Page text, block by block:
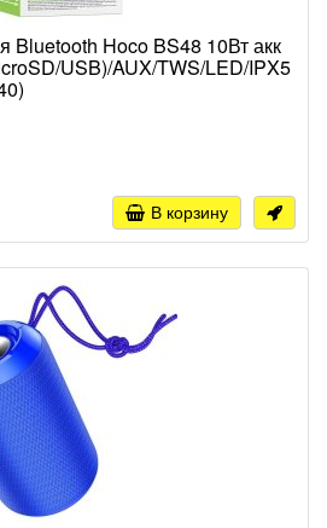
Bluetooth Hoco BS48 10Вт акк
USB)/AUX/TWS/LED/IPX5
В корзину